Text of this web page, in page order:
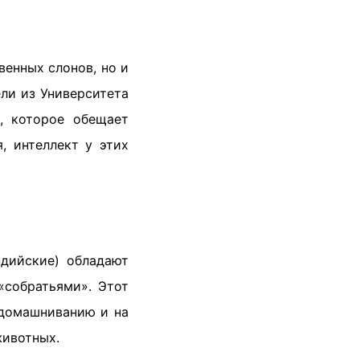
слонов, но и
из Университета
которое обещает
интеллект у этих
обладают
Этот
и на